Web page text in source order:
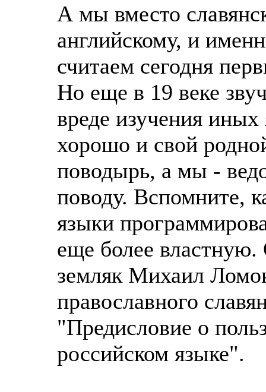
А мы вместо
английскому, и
считаем сегодня
Но еще в 19 веке
вреде изучения
хорошо и свой
поводырь, а мы -
поводу. Вспомните,
языки
еще более
земляк Михаил
православного
"Предисловие о
российском языке".